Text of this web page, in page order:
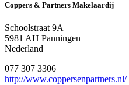
Coppers & Partners Makelaardij
Schoolstraat 9A
5981 AH Panningen
Nederland
077 307 3306
http://www.coppersenpartners.nl/